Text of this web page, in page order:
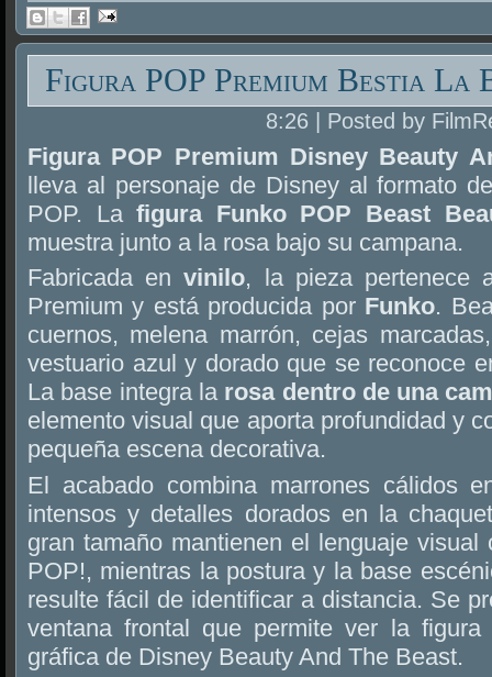
Figura POP Premium Bestia
8:26 | Posted by
Figura POP Premium Disney Beauty
lleva al personaje de Disney al formato
POP. Lafigura Funko POP Beast
muestra junto a la rosa bajo su campana.
Fabricada envinilo, la pieza pertenece
Premium y está producida por Funko.
cuernos, melena marrón, cejas
vestuario azul y dorado que se reconoce
La base integra la rosa dentro de una
elemento visual que aporta profundidad y
pequeña escena decorativa.
El acabado combina marrones cálidos
intensos y detalles dorados en la
gran tamaño mantienen el lenguaje visual
POP!, mientras la postura y la base
resulte fácil de identificar a distancia. Se
ventana frontal que permite ver la
gráfica de Disney Beauty And The Beast.